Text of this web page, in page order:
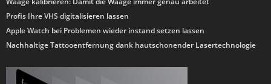
Profis Ihre VHS digitalisieren lassen
Apple Watch bei Problemen wieder instand setzen lassen
Nachhaltige Tattooentfernung dank hautschonender Lasertechnologie